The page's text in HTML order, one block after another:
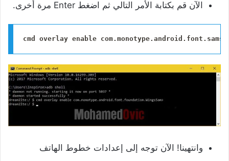
الآن قم بكتابة الأمر التالي ثم اضغط Enter مرة أخرى.
cmd overlay enable
وانتهينا! الآن توجه إلى إعدادات خطوط الهاتف